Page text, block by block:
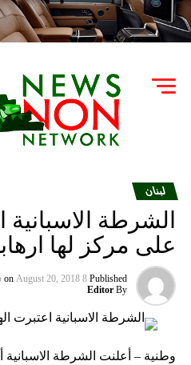
لبنان
الشرطة
على مركز لها
Published
8 years ago
on August 20, 2018
By
Editor
وطنية – أعلنت الشرطة